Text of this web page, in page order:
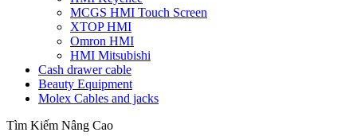
MCGS HMI Touch Screen
XTOP HMI
Omron HMI
HMI Mitsubishi
Cash drawer cable
Beauty Equipment
Molex Cables and jacks
Tìm Kiếm Nâng Cao